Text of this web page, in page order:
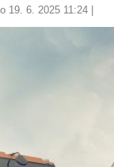
19. 6. 2025 11:24 |